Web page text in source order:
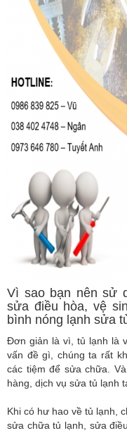
Vì sao bạn nên sử
sửa điều hòa, vệ
bình nóng lạnh sửa
Đơn giản là vì, tủ lạnh là
vấn đề gì, chúng ta rất
các tiệm để sửa chữa.
hàng, dịch vụ sửa tủ lạnh
Khi có hư hao về tủ lạnh,
sửa chữa tủ lạnh, sửa